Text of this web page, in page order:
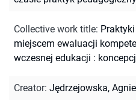
Collective work title:
miejscem ewaluacji
wczesnej edukacji :
Creator: Jędrzejowska,